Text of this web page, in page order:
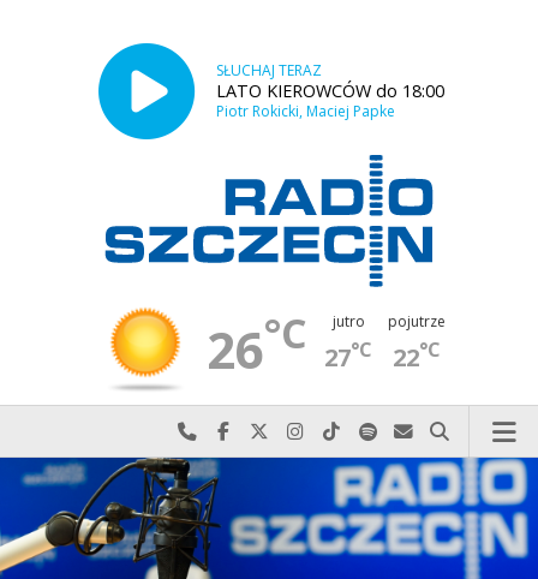
SŁUCHAJ TERAZ
LATO KIEROWCÓW do 18:00
Piotr Rokicki, Maciej Papke
26°C jutro
27°C
pojutrze
22°C
Najlepiej po prostu do nas zadzwoń
Odwiedź nas na Facebook-u
Odwiedź nas na X
Odwiedź nas na Instagram-ie
Odwiedź nas na TikTok-u
Szukaj nas na Spotify
Wyślij do nas
Szukaj